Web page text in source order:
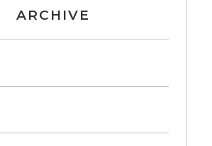
ARCHIVE